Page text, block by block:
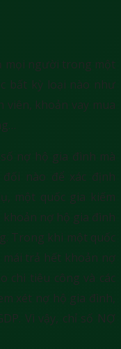
mọi người trong một
bất kỳ loại nào như
viên, khoản vay mua
nợ hộ gia đình mà
nào để xác định
một quốc gia kiếm
nợ hộ gia đình
Trong khi một quốc
mái trả hết khoản nợ
chi tiêu công và các
xét nợ hộ gia đình,
Vì vậy, chỉ số NỢ